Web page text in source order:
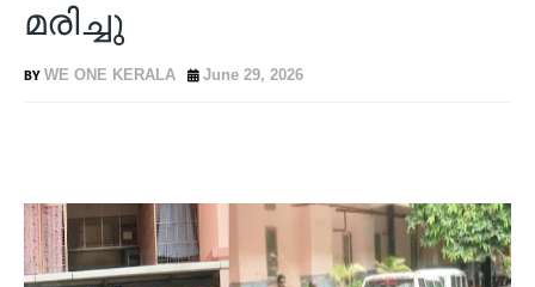
മരിച്ചു
WE ONE KERALA June 29, 2026